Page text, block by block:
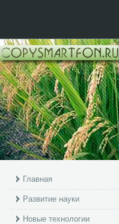
Главная
Развитие науки
Новые технологии